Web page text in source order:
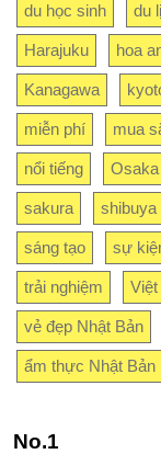
du học sinh du
Harajuku hoa
Kanagawa
miễn phí mua
nổi tiếng Osaka
sakura shibuya
sáng tạo sự
trải nghiệm
vẻ đẹp Nhật Bản
ẩm thực Nhật Bản